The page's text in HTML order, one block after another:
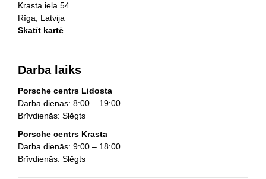
Krasta iela 54
Rīga, Latvija
Skatīt kartē
Darba laiks
Porsche centrs Lidosta
Darba dienās: 8:00 – 19:00
Brīvdienās: Slēgts
Porsche centrs Krasta
Darba dienās: 9:00 – 18:00
Brīvdienās: Slēgts